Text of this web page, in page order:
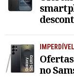
IMPERDÍVEL
Ofertas
no